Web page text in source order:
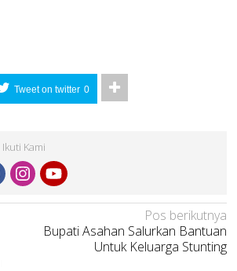
Tweet on twitter 0
Ikuti Kami
Pos berikutnya
Bupati Asahan Salurkan Bantuan
Untuk Keluarga Stunting